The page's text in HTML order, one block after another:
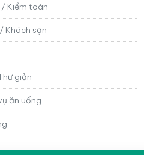
Kiểm toán
Khách sạn
giản
ăn uống
/ Phần mềm/ IT